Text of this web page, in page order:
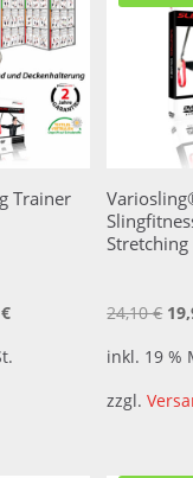
Trainer
€Aktueller
Stretching
24,10€
inkl. 19 %
zzgl.